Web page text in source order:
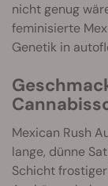
nicht genug
feminisierte
Genetik in
Mexican Rush
lange, dünne
Schicht